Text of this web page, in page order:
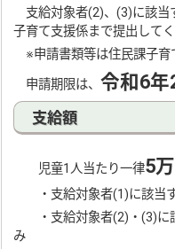
支給対象者(2)、(3)に該当
子育て支援係まで提出してく
※申請書類等は住民課子育
申請期限は、令和6年
支給額
児童1人当たり一律5
・支給対象者(1)に該当す
・支給対象者(2)・(3)に
み